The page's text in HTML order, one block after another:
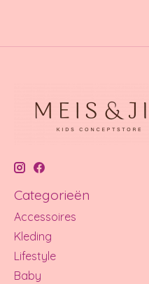
Categorieën
Accessoires
Kleding
Lifestyle
Baby